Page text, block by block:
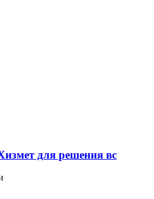
для решения вс